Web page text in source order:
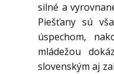
silné a
Piešťany sú
úspechom,
mládežou
slovenským aj